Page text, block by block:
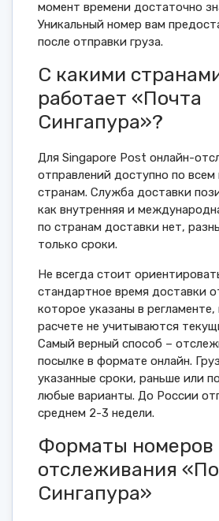
момент времени достаточно
Уникальный номер вам
после отправки груза.
С какими
работает «Почта
Сингапура»?
Для Singapore Post онлайн-
отправлений доступно по
странам. Служба доставки
как внутренняя и
по странам доставки нет,
только сроки.
Не всегда стоит
стандартное время доставки
которое указаны в
расчете не учитываются
Самый верный способ –
посылке в формате онлайн.
указанные сроки, раньше или
любые варианты. До России
среднем 2-3 недели.
Форматы номеров
отслеживания
Сингапура»